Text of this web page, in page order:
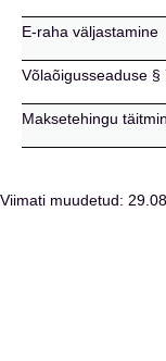
E-raha väljastamine
Võlaõigusseaduse
Maksetehingu
Viimati muudetud: